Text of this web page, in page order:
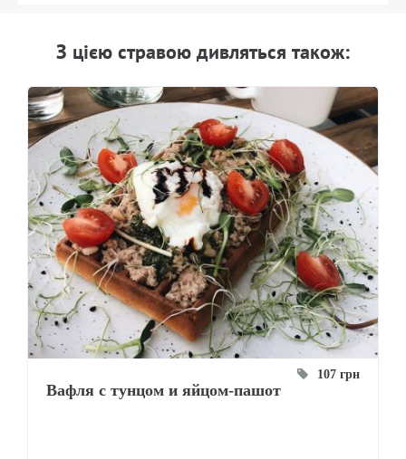
З цiєю стравою дивляться також:
107 грн
Вафля с тунцом и яйцом-пашот